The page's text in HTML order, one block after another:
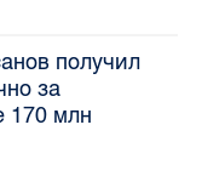
получил
за
170 млн